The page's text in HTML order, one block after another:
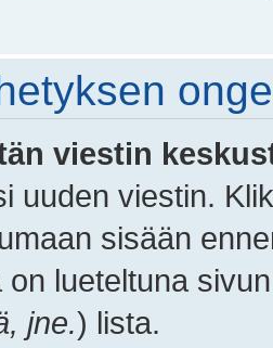
viestin
uuden viestin.
sisään
on lueteltuna
jne.) lista.